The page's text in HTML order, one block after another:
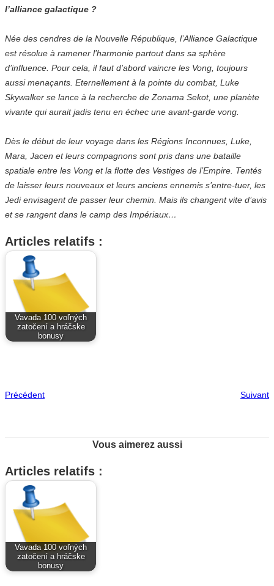
l’alliance galactique ?
Née des cendres de la Nouvelle République, l’Alliance Galactique
est résolue à ramener l’harmonie partout dans sa sphère
d’influence. Pour cela, il faut d’abord vaincre les Vong, toujours
aussi menaçants. Eternellement à la pointe du combat, Luke
Skywalker se lance à la recherche de Zonama Sekot, une planète
vivante qui aurait jadis tenu en échec une avant-garde vong.
Dès le début de leur voyage dans les Régions Inconnues, Luke,
Mara, Jacen et leurs compagnons sont pris dans une bataille
spatiale entre les Vong et la flotte des Vestiges de l’Empire. Tentés
de laisser leurs nouveaux et leurs anciens ennemis s’entre-tuer, les
Jedi envisagent de passer leur chemin. Mais ils changent vite d’avis
et se rangent dans le camp des Impériaux…
Articles relatifs :
Vavada 100 voľných
zatočení a hráčske
bonusy
Précédent Suivant
Vous aimerez aussi
Articles relatifs :
Vavada 100 voľných
zatočení a hráčske
bonusy